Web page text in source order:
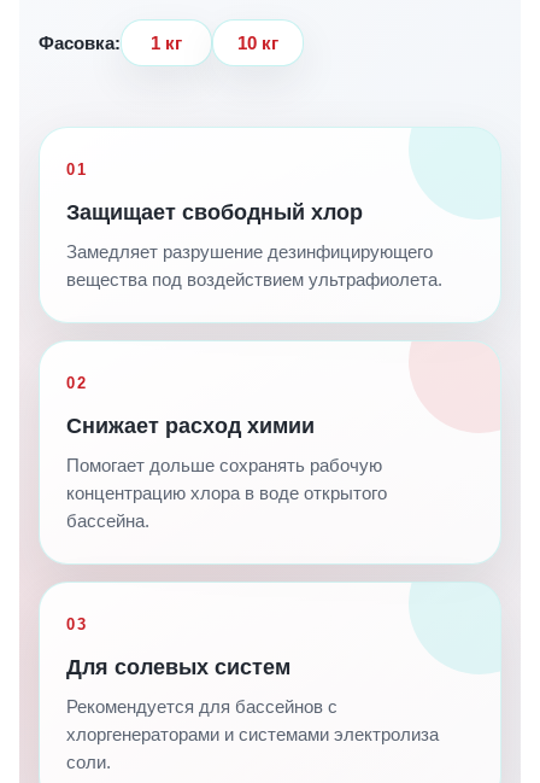
Фасовка: 1 кг 10 кг
01
Защищает свободный хлор
Замедляет разрушение дезинфицирующего
вещества под воздействием ультрафиолета.
02
Снижает расход химии
Помогает дольше сохранять рабочую
концентрацию хлора в воде открытого
бассейна.
03
Для солевых систем
Рекомендуется для бассейнов с
хлоргенераторами и системами электролиза
соли.